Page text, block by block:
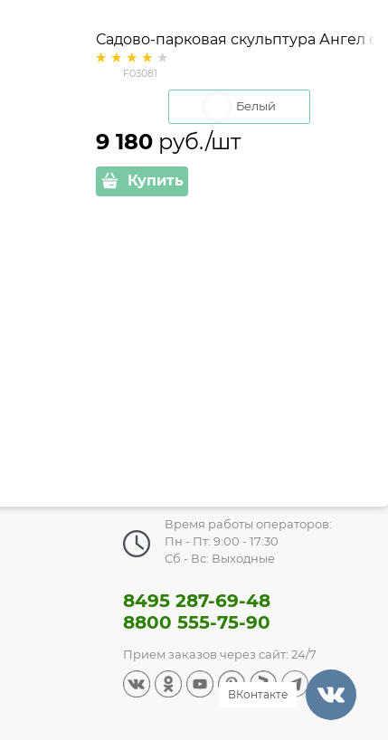
Садово-парковая скульптура Ангел с
вазой F03081 полистоун высота 90см
F03081
Белый
9 180 руб./шт
Купить
Время работы операторов:
Пн - Пт: 9:00 - 17:30
Сб - Вс: Выходные
8495 287-69-48
8800 555-75-90
Прием заказов через сайт: 24/7
ВКонтакте